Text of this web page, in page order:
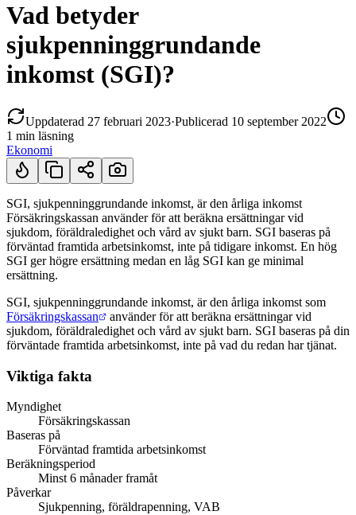
Vad betyder
sjukpenninggrundande
inkomst (SGI)?
Uppdaterad 27 februari 2023·Publicerad 10 september 2022
1 min läsning
Ekonomi
Kort svar
SGI, sjukpenninggrundande inkomst, är den årliga inkomst
Försäkringskassan använder för att beräkna ersättningar vid
sjukdom, föräldraledighet och vård av sjukt barn. SGI baseras på
förväntad framtida arbetsinkomst, inte på tidigare inkomst. En hög
SGI ger högre ersättning medan en låg SGI kan ge minimal
ersättning.
SGI, sjukpenninggrundande inkomst, är den årliga inkomst som
Försäkringskassan
använder för att beräkna ersättningar vid
sjukdom, föräldraledighet och vård av sjukt barn. SGI baseras på din
förväntade framtida arbetsinkomst, inte på vad du redan har tjänat.
Viktiga fakta
Myndighet
Försäkringskassan
Baseras på
Förväntad framtida arbetsinkomst
Beräkningsperiod
Minst 6 månader framåt
Påverkar
Sjukpenning, föräldrapenning, VAB